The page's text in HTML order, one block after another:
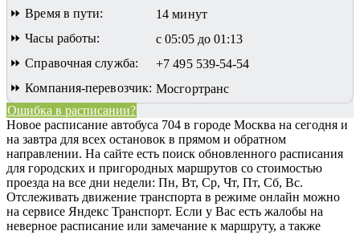
⏩ Время в пути:
14 минут
⏩ Часы работы:
с 05:05 до 01:13
⏩ Справочная служба:
+7 495 539-54-54
⏩ Компания-перевозчик: Мосгортранс
Ошибка в расписании?
Новое расписание автобуса 704 в городе Москва на сегодня и
на завтра для всех остановок в прямом и обратном
направлении. На сайте есть поиск обновленного расписания
для городских и пригородных маршрутов со стоимостью
проезда на все дни недели: Пн, Вт, Ср, Чт, Пт, Сб, Вс.
Отслеживать движение транспорта в режиме онлайн можно
на сервисе Яндекс Транспорт. Если у Вас есть жалобы на
неверное расписание или замечание к маршруту, а также